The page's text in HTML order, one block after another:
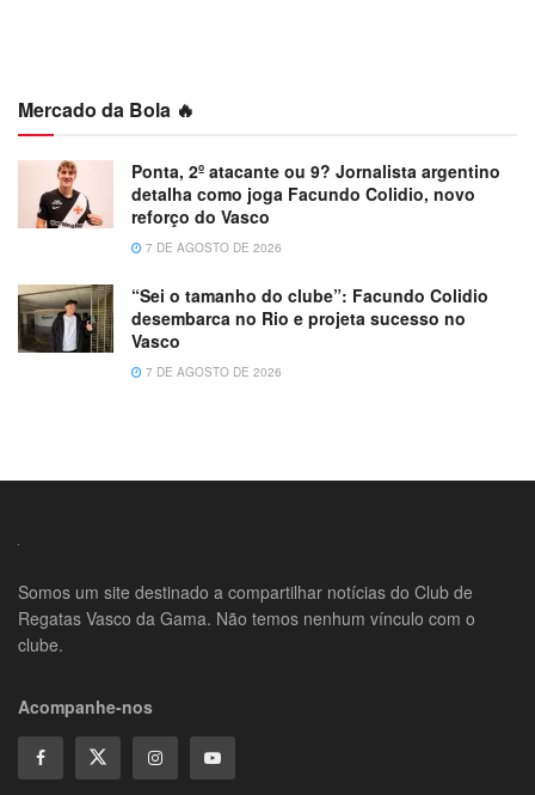
Mercado da Bola 🔥
Ponta, 2º atacante ou 9? Jornalista argentino
detalha como joga Facundo Colidio, novo
reforço do Vasco
7 DE AGOSTO DE 2026
“Sei o tamanho do clube”: Facundo Colidio
desembarca no Rio e projeta sucesso no
Vasco
7 DE AGOSTO DE 2026
Somos um site destinado a compartilhar notícias do Club de
Regatas Vasco da Gama. Não temos nenhum vínculo com o
clube.
Acompanhe-nos